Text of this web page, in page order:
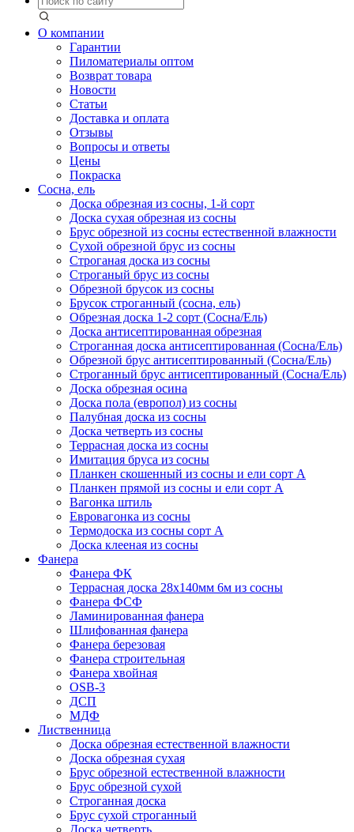
О компании
Гарантии
Пиломатериалы оптом
Возврат товара
Новости
Статьи
Доставка и оплата
Отзывы
Вопросы и ответы
Цены
Покраска
Сосна, ель
Доска обрезная из сосны, 1-й сорт
Доска сухая обрезная из сосны
Брус обрезной из сосны естественной влажности
Сухой обрезной брус из сосны
Строганая доска из сосны
Строганый брус из сосны
Обрезной брусок из сосны
Брусок строганный (сосна, ель)
Обрезная доска 1-2 сорт (Сосна/Ель)
Доска антисептированная обрезная
Строганная доска антисептированная (Сосна/Ель)
Обрезной брус антисептированный (Сосна/Ель)
Строганный брус антисептированный (Сосна/Ель)
Доска обрезная осина
Доска пола (европол) из сосны
Палубная доска из сосны
Доска четверть из сосны
Террасная доска из сосны
Имитация бруса из сосны
Планкен скошенный из сосны и ели cорт А
Планкен прямой из сосны и ели cорт А
Вагонка штиль
Евровагонка из сосны
Термодоска из сосны сорт А
Доска клееная из сосны
Фанера
Фанера ФК
Террасная доска 28х140мм 6м из сосны
Фанера ФСФ
Ламинированная фанера
Шлифованная фанера
Фанера березовая
Фанера строительная
Фанера хвойная
OSB-3
ДСП
МДФ
Лиственница
Доска обрезная естественной влажности
Доска обрезная сухая
Брус обрезной естественной влажности
Брус обрезной сухой
Строганная доска
Брус сухой строганный
Доска четверть